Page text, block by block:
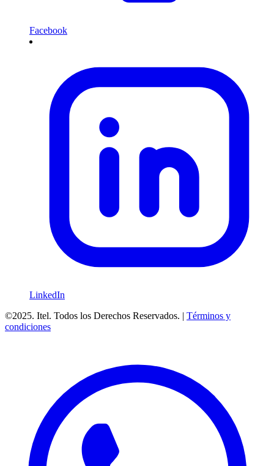
Facebook
LinkedIn
©2025. Itel. Todos los Derechos Reservados. | Términos y
condiciones